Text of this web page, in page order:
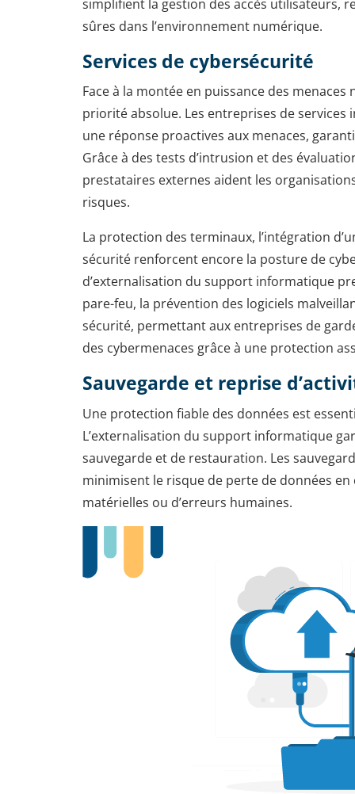
simplifient la gestion des accès utilisateurs,
sûres dans l’environnement numérique.
Services de cybersécurité
Face à la montée en puissance des
priorité absolue. Les entreprises de
une réponse proactives aux menaces,
Grâce à des tests d’intrusion et des
prestataires externes aident les
risques.
La protection des terminaux, l’intégration
sécurité renforcent encore la posture de
d’externalisation du support informatique
pare-feu, la prévention des logiciels
sécurité, permettant aux entreprises de
des cybermenaces grâce à une protection
Sauvegarde et reprise
Une protection fiable des données est
L’externalisation du support informatique
sauvegarde et de restauration. Les
minimisent le risque de perte de données
matérielles ou d’erreurs humaines.